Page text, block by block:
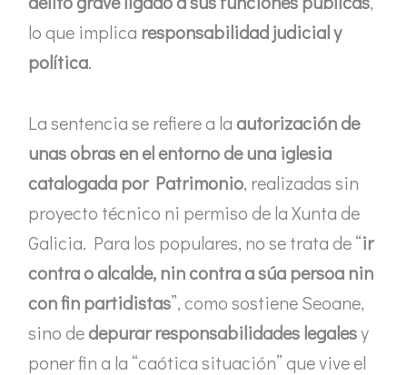
lo que implica responsabilidad judicial y
política.
La sentencia se refiere a laautorización de
unas obras en el entorno de una iglesia
catalogada por Patrimonio, realizadas sin
proyecto técnico ni permiso de la Xunta de
Galicia. Para los populares, no se trata de “ir
contra o alcalde, nin contra a súa persoa nin
con fin partidistas”, como sostiene Seoane,
sino dedepurar responsabilidades legalesy
poner fin a la “caótica situación” que vive el